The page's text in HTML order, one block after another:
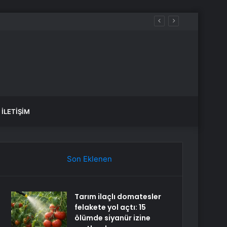
İLETIŞIM
Son Eklenen
Tarım ilaçlı domatesler
felakete yol açtı: 15
ölümde siyanür izine